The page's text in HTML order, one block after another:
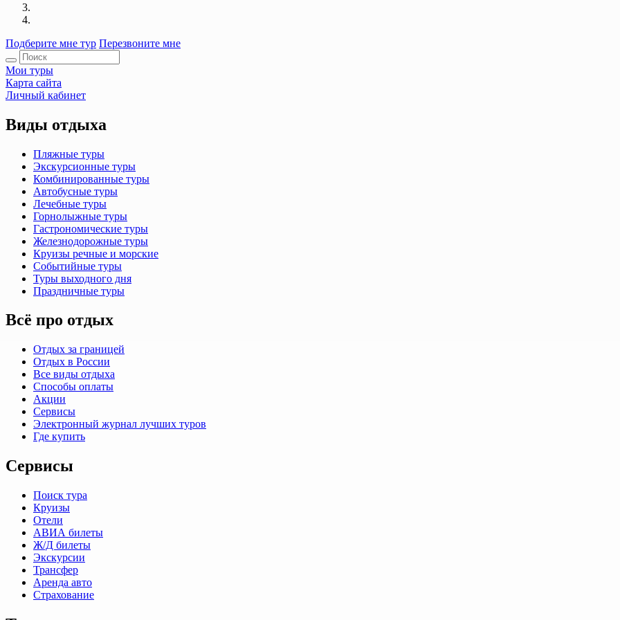
Подберите мне тур Перезвоните мне
Мои туры
Карта сайта
Личный кабинет
Виды отдыха
Пляжные туры
Экскурсионные туры
Комбинированные туры
Автобусные туры
Лечебные туры
Горнолыжные туры
Гастрономические туры
Железнодорожные туры
Круизы речные и морские
Событийные туры
Туры выходного дня
Праздничные туры
Всё про отдых
Отдых за границей
Отдых в России
Все виды отдыха
Способы оплаты
Акции
Сервисы
Электронный журнал лучших туров
Где купить
Сервисы
Поиск тура
Круизы
Отели
АВИА билеты
Ж/Д билеты
Экскурсии
Трансфер
Аренда авто
Страхование